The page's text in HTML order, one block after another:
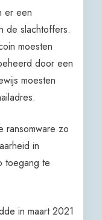
er een
de slachtoffers.
moesten
door een
moesten
ransomware zo
in
toegang te
in maart 2021